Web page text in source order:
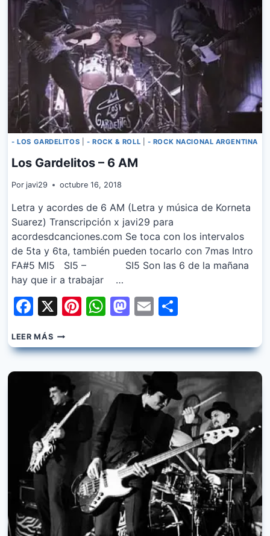
- LOS GARDELITOS - ROCK & ROLL - ROCK NACIONAL ARGENTINA
Los Gardelitos – 6 AM
Por javi29 octubre 16, 2018
Letra y acordes de 6 AM (Letra y música de Korneta
Suarez) Transcripción x javi29 para
acordesdcanciones.com Se toca con los intervalos
de 5ta y 6ta, también pueden tocarlo con 7mas Intro
FA#5 MI5 SI5 – SI5 Son las 6 de la mañana
hay que ir a trabajar …
Facebook
X Pinterest
WhatsApp
Mastodon
Email
LEER MÁSLOS
GARDELITOS
–